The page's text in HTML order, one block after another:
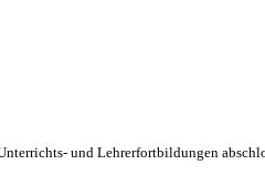
und Lehrerfortbildungen